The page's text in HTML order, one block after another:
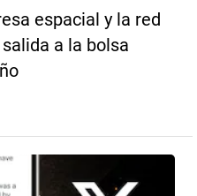
espacial y la red
a la bolsa